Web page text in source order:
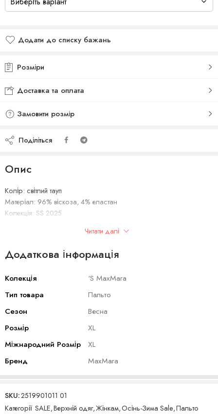
Додати до списку бажань
Розміри
Доставка та оплата
Замовити розмір
Поділіться
Опис
Колір: світлий тауп
Матеріал: 96% віскоза, 4% еластан
Колекція: SS 2025
Читати далі
Додаткова інформація
Колекція
‘S MaxMara
Тип товара
Пальто
Сезон
Весна
Розмір
XL
Міжнародний Розмір
XL
Бренд
MaxMara
SKU:2519901011 01
Категорії SALE,Верхній одяг,Жінкам,Осінь-Зима Sale,Пальто